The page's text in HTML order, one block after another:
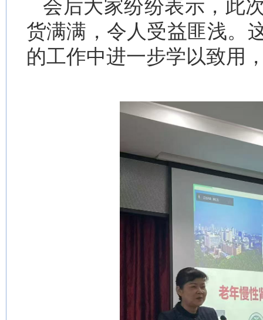
会后大家纷纷表示，此
货满满，令人受益匪浅。
的工作中进一步学以致用